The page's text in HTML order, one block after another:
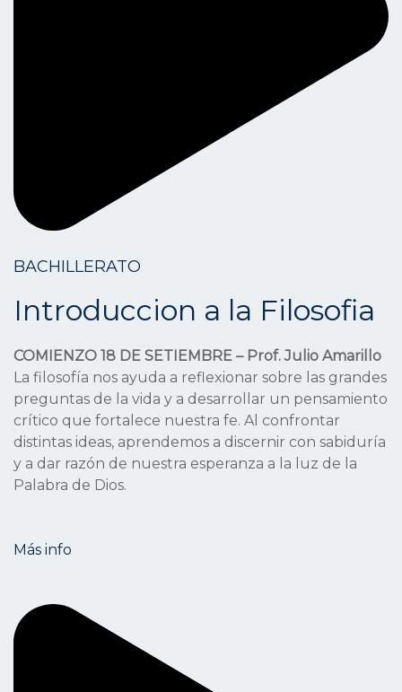
BACHILLERATO
Introduccion a la Filosofia
COMIENZO 18 DE SETIEMBRE – Prof. Julio Amarillo
La filosofía nos ayuda a reflexionar sobre las grandes
preguntas de la vida y a desarrollar un pensamiento
crítico que fortalece nuestra fe. Al confrontar
distintas ideas, aprendemos a discernir con sabiduría
y a dar razón de nuestra esperanza a la luz de la
Palabra de Dios.
Más info